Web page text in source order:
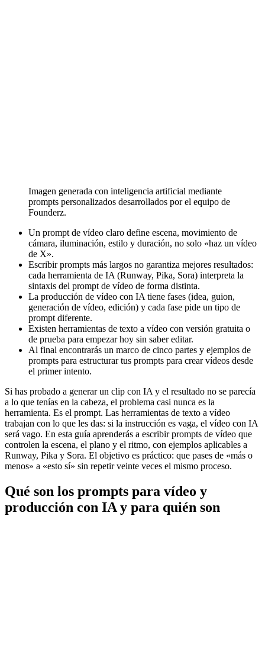
Imagen generada con inteligencia artificial mediante
prompts personalizados desarrollados por el equipo de
Founderz.
Un prompt de vídeo claro define escena, movimiento de
cámara, iluminación, estilo y duración, no solo «haz un vídeo
de X».
Escribir prompts más largos no garantiza mejores resultados:
cada herramienta de IA (Runway, Pika, Sora) interpreta la
sintaxis del prompt de vídeo de forma distinta.
La producción de vídeo con IA tiene fases (idea, guion,
generación de vídeo, edición) y cada fase pide un tipo de
prompt diferente.
Existen herramientas de texto a vídeo con versión gratuita o
de prueba para empezar hoy sin saber editar.
Al final encontrarás un marco de cinco partes y ejemplos de
prompts para estructurar tus prompts para crear vídeos desde
el primer intento.
Si has probado a generar un clip con IA y el resultado no se parecía
a lo que tenías en la cabeza, el problema casi nunca es la
herramienta. Es el prompt. Las herramientas de texto a vídeo
trabajan con lo que les das: si la instrucción es vaga, el vídeo con IA
será vago. En esta guía aprenderás a escribir prompts de vídeo que
controlen la escena, el plano y el ritmo, con ejemplos aplicables a
Runway, Pika y Sora. El objetivo es práctico: que pases de «más o
menos» a «esto sí» sin repetir veinte veces el mismo proceso.
Qué son los prompts para vídeo y
producción con IA y para quién son